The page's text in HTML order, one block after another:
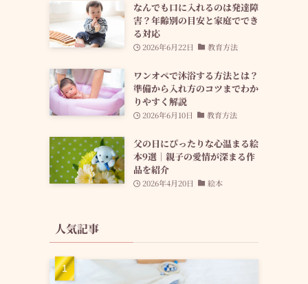
なんでも口に入れるのは発達障
害？年齢別の目安と家庭ででき
る対応
2026年6月22日 教育方法
ワンオペで沐浴する方法とは？
準備から入れ方のコツまでわか
りやすく解説
2026年6月10日 教育方法
父の日にぴったりな心温まる絵
本9選｜親子の愛情が深まる作
品を紹介
2026年4月20日 絵本
人気記事